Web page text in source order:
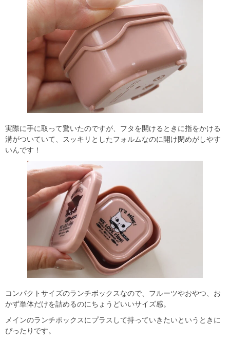
実際に手に取って驚いたのですが、フタを開けるときに指をかける
溝がついていて、スッキリとしたフォルムなのに開け閉めがしやす
いんです！
コンパクトサイズのランチボックスなので、フルーツやおやつ、お
かず単体だけを詰めるのにちょうどいいサイズ感。
メインのランチボックスにプラスして持っていきたいというときに
ぴったりです。